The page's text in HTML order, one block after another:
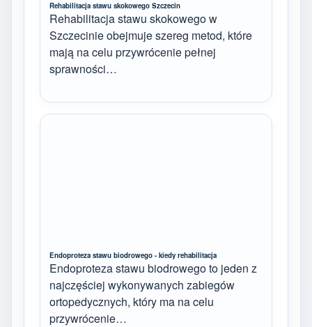
Rehabilitacja stawu skokowego Szczecin
Rehabilitacja stawu skokowego w
Szczecinie obejmuje szereg metod, które
mają na celu przywrócenie pełnej
sprawności…
Endoproteza stawu biodrowego - kiedy rehabilitacja
Endoproteza stawu biodrowego to jeden z
najczęściej wykonywanych zabiegów
ortopedycznych, który ma na celu
przywrócenie…